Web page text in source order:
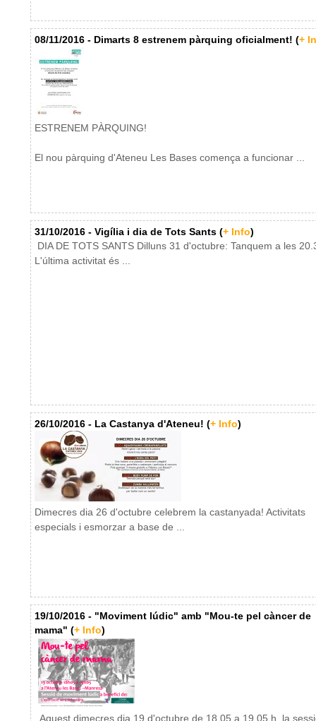
08/11/2016 - Dimarts 8 estrenem pàrquing oficialment! (+
ESTRENEM PÀRQUING!
El nou pàrquing d'Ateneu Les Bases comença a funcionar ...
31/10/2016 - Vigília i dia de Tots Sants (+ Info)
DIA DE TOTS SANTS Dilluns 31 d'octubre: Tanquem a les
L'última activitat és ...
26/10/2016 - La Castanya d'Ateneu! (+ Info)
Dimecres dia 26 d'octubre celebrem la castanyada! Activitats
especials i esmorzar a base de ...
19/10/2016 - "Moviment lúdic" amb "Mou-te pel càncer de
mama" (+ Info)
Aquest dimecres dia 19 d'octubre de 18.05 a 19.05 h, la